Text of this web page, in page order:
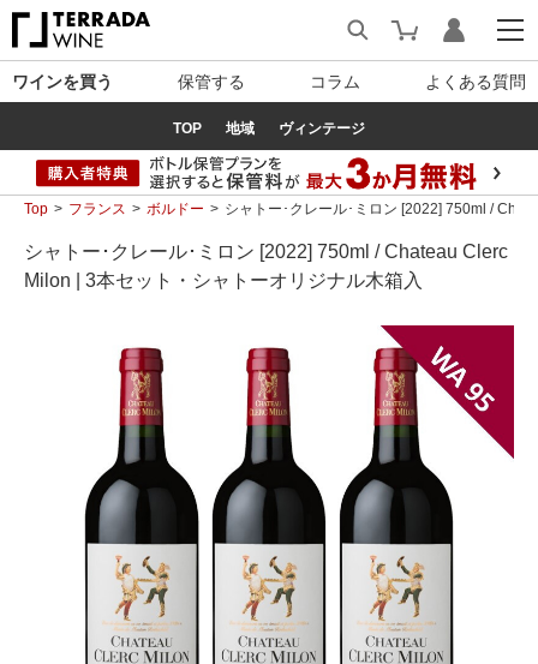
ワインを買う 保管する コラム よくある質問
TOP 地域 ヴィンテージ
Top フランス ボルドー シャトー･クレール･ミロン [2022] 750ml /
シャトー･クレール･ミロン [2022] 750ml / Chateau Clerc
Milon | 3本セット・シャトーオリジナル木箱入